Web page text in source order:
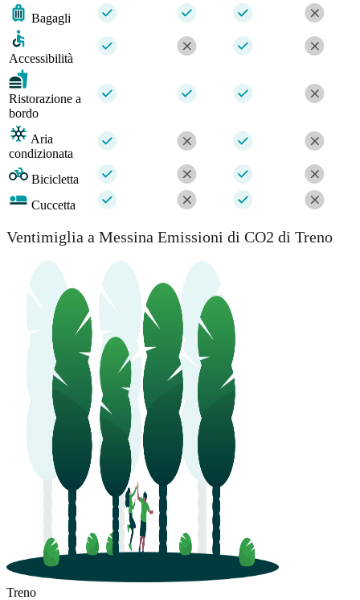
Bagagli
Accessibilità
Ristorazione a
bordo
Aria
condizionata
Bicicletta
Cuccetta
Ventimiglia a Messina Emissioni di CO2 di Treno
Treno